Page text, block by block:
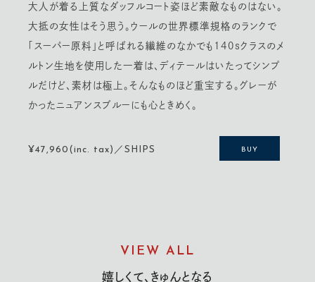
大人が着る上質なダッフルコート姿ほど素敵なものはない。
大抵の女性はそう思う。ウールの世界標準規格のランクで
「スーパー原料」と呼ばれる繊維のなかでも140sクラスのメ
ルトン生地を使用した一着は、ディテールはいたってシンプ
ルだけど、素材は極上。そんなものほど重宝する。グレーが
かったニュアンスブルーにも心ときめく。
¥47,960(inc. tax)／SHIPS BUY
VIEW ALL
嬉しくて、きゅんとなる